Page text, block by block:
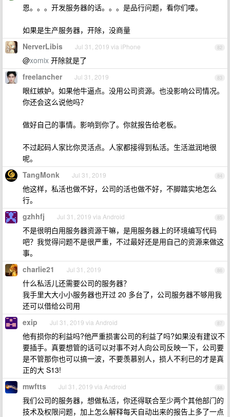
恩。。。开发服务器的话。。。是品行问题，看你们喽。
如果是生产服务器，开除，没商量
82
NerverLibis Jul 31, 2019 via iPhone
@xomix 开除就是了
83
freelancher Jul 31, 2019
眼红嫉妒。如果他牛逼点。没用公司资源。也没影响公司情况。
你还会这么说他吗？
做好自己的事情。影响到你了。你就报告给老板。
不过起码人家比你灵活点。人家都接得到私活。生活滋润地很
呢。
84
TangMonk Jul 31, 2019
他这样，私活也做不好，公司的活也做不好，不脚踏实地怎么
行。
85
gzhhfj Jul 31, 2019 via Android
不是很明白用服务器资源干嘛，是用服务器上的环境编写代码
吧？我觉得问题不是很严重，不过最好还是用自己的资源来做这
事。
86
charlie21 Jul 31, 2019
什么私活儿还需要公司的服务器？
我手里大大小小服务器也开过 20 多台了，公司服务器不够用我
还可以借给公司用
87
exip Jul 31, 2019 via Android
他有损你的利益吗?他严重损害公司的利益了吗?如果没有建议不
要插手。真要想管的话可以对事不对人向公司反映一下，公司要
是不管那你也可以搞一波，不要羡慕别人，损人不利已的才是真
正的大 S13!
88
mwftts Jul 31, 2019 via Android
我们公司的服务器，想做私活，你还得联合至少两个其他部门的
技术及权限问题，加上怎么解释每天自动出来的报告上多了一点